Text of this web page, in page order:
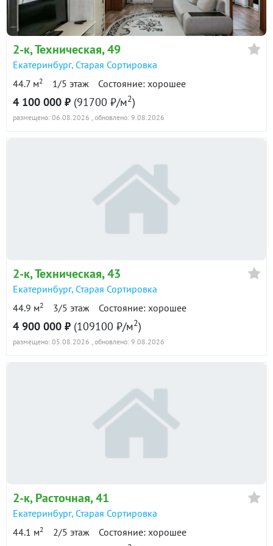
88900 ₽/м²
Показать всю историю: 19 предложений →
2-к, Техническая, 49
Екатеринбург, Старая Сортировка
44.7 м2 1/5 этаж Состояние: хорошее
4 100 000 ₽ (91700 ₽/м2)
размещено: 06.08.2026 , обновлено: 9.08.2026
2-к, Техническая, 43
Екатеринбург, Старая Сортировка
44.9 м2 3/5 этаж Состояние: хорошее
4 900 000 ₽ (109100 ₽/м2)
размещено: 05.08.2026 , обновлено: 9.08.2026
2-к, Расточная, 41
Екатеринбург, Старая Сортировка
44.1 м2 2/5 этаж Состояние: хорошее